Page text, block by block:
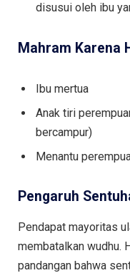
disusui oleh ibu
Mahram Karena
Ibu mertua
Anak tiri
bercampur)
Menantu
Pengaruh
Pendapat mayoritas
membatalkan wudhu.
pandangan bahwa